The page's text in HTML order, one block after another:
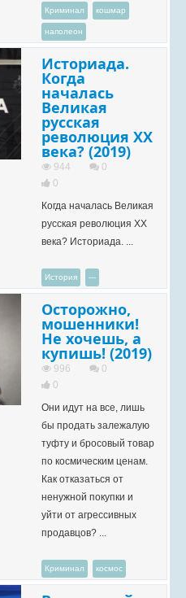
Криминал кошмар
наполеон
Историада.
Когда
началась
Великая
русская
революция ХХ
века? (2019)
944
0
0
Когда началась Великая
русская революция ХХ
века? Историада. ...
История ---
Осторожно,
мошенники!
Не хочешь, а
купишь! (2019)
996
0
0
Они идут на все, лишь
бы продать залежалую
туфту и бросовый товар
по космическим ценам.
Как отказаться от
ненужной покупки и
уйти от агрессивных
продавцов? ...
Криминал космос